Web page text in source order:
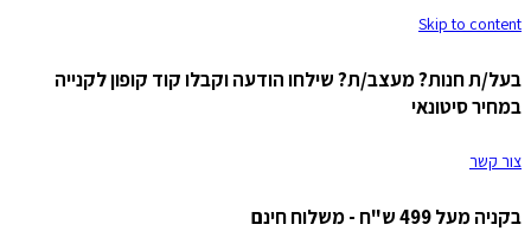
Skip to content
בעל/ת חנות? מעצב/ת? שילחו הודעה וקבלו קוד קופון לקנייה
במחיר סיטונאי
צור קשר
בקניה מעל 499 ש"ח - משלוח חינם